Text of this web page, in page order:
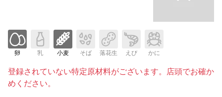
卵 乳 小麦 そば 落花生 えび かに
登録されていない特定原材料がございます。店頭でお確か
めください。